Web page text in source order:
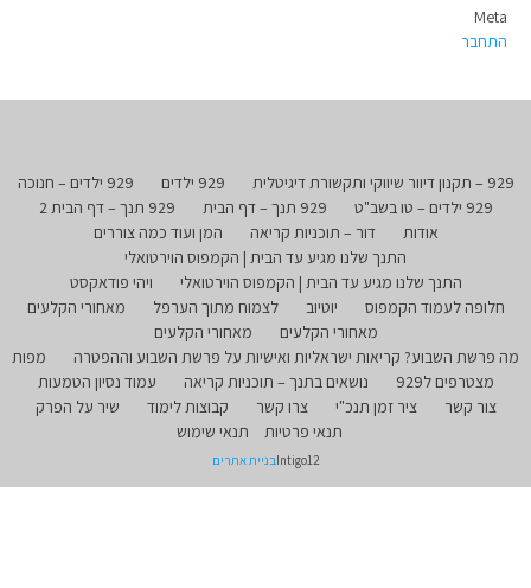
Meta
התחבר
929 – תקנון דיוור שיווקי ותקשורת דיגיטלית 929 ילדים
929 ילדים – חנוכה
929 ילדים – טו בשב"ט
929 תנך – דף הבית
929 תנך – דף הבית 2
אודות
דור – תוכניות קריאה
המן ועוד כמה צוררים
התנך שלנו מגיע עד הבית | הקמפוס הוירטואלי
התנך שלנו מגיע עד הבית | הקמפוס הוירטואלי
ויהי פודאקסט
חלופה לעמוד הקמפוס
יוטיוב לצמוח מתוך הערפל
מאחורי הקלעים
מאחורי הקלעים
מאחורי הקלעים
מה פרשת השבוע? קריאות ישראליות ואישיות על פרשת השבוע וההפטרה
מפות
מצטרפים ל929
נושאים בתנך – תוכניות קריאה
עמוד נסיון הטמעות
צור קשר
ציר זמן תנכ"י צרו קשר קבוצות לימוד
שיר על הפרק
תנאי פרטיות
תנאי שימוש
Intigo12בניית אתרים